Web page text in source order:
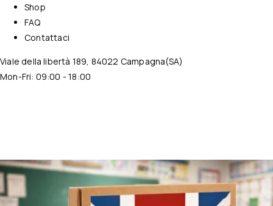
Shop
FAQ
Contattaci
Viale della libertà 189, 84022 Campagna(SA)
Mon-Fri: 09:00 - 18:00